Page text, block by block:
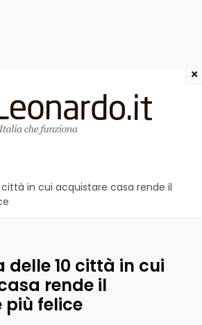
città in cui acquistare casa rende il
delle 10 città in cui
rende il
felice
×